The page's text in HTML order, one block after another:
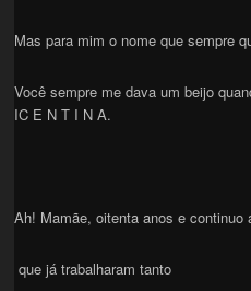
Mas para mim o nome que sempre
Você sempre me dava um beijo
IC E N T I N A.
Ah! Mamãe, oitenta anos e continuo
que já trabalharam tanto